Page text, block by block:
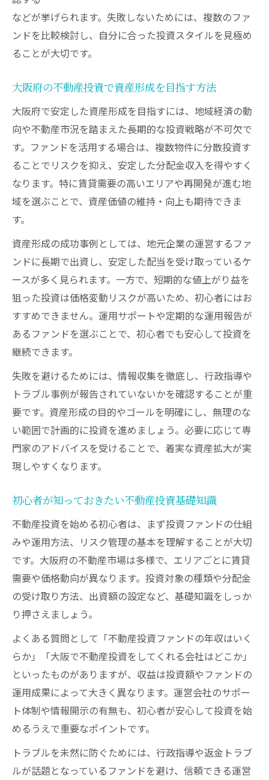
などが挙げられます。失敗しないためには、複数のファ
ンドを比較検討し、自分に合った投資スタイルを見極め
ることが大切です。
大阪府の不動産投資で資産形成を目指す方法
大阪府で安定した資産形成を目指すには、地域経済の動
向や不動産市況を踏まえた長期的な投資戦略が不可欠で
す。ファンドを活用する場合は、複数物件に分散投資す
ることでリスクを抑え、安定した分配金収入を得やすく
なります。特に賃貸需要の高いエリアや再開発が進む地
域を選ぶことで、資産価値の維持・向上も期待できま
す。
資産形成の成功事例としては、地元企業の運営するファ
ンドに長期で出資し、安定した配当を受け取っているケ
ースが多く見られます。一方で、短期的な値上がり益を
狙った投資は価格変動リスクが高いため、初心者にはお
すすめできません。運用サポートや定期的な運用報告が
あるファンドを選ぶことで、初心者でも安心して投資を
継続できます。
失敗を避けるためには、情報収集を徹底し、行政指導や
トラブル事例が報告されていないかを確認することが重
要です。資産形成の目的やゴールを明確にし、無理のな
い範囲で計画的に投資を進めましょう。必要に応じて専
門家のアドバイスを受けることで、着実な資産拡大が実
現しやすくなります。
初心者が知っておきたい不動産投資基礎知識
不動産投資を始める初心者は、まず投資ファンドの仕組
みや運用方法、リスク管理の基本を理解することが大切
です。大阪府の不動産市場は多様で、エリアごとに賃貸
需要や価格動向が異なります。投資対象の種類や分配金
の受け取り方法、出資額の設定など、基礎知識をしっか
り押さえましょう。
よくある質問として「不動産投資ファンドの年収はいく
らか」「大阪で不動産投資をしてくれる会社はどこか」
といったものがありますが、収益は投資額やファンドの
運用成果によって大きく異なります。運営会社のサポー
ト体制や情報開示の有無も、初心者が安心して投資を始
めるうえで重要なポイントです。
トラブルを未然に防ぐためには、行政指導や返金トラブ
ルが話題となっているファンドを避け、信頼できる運営